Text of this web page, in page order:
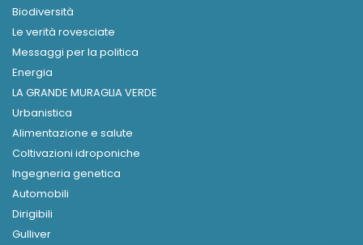
Biodiversità
Le verità rovesciate
Messaggi per la politica
Energia
LA GRANDE MURAGLIA VERDE
Urbanistica
Alimentazione e salute
Coltivazioni idroponiche
Ingegneria genetica
Automobili
Dirigibili
Gulliver